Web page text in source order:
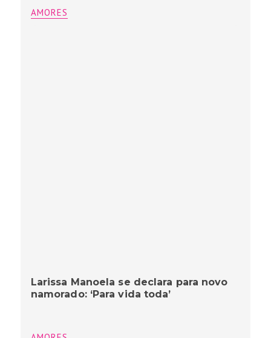
AMORES
Larissa Manoela se declara para novo
namorado: ‘Para vida toda’